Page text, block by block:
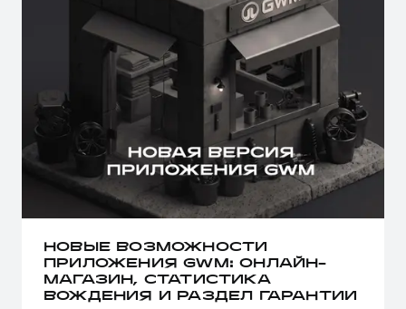
НОВЫЕ ВОЗМОЖНОСТИ
ПРИЛОЖЕНИЯ GWM: ОНЛАЙН-
МАГАЗИН, СТАТИСТИКА
ВОЖДЕНИЯ И РАЗДЕЛ ГАРАНТИИ